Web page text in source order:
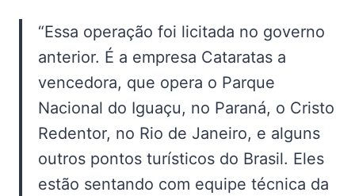
“Essa operação foi licitada no governo
anterior. É a empresa Cataratas a
vencedora, que opera o Parque
Nacional do Iguaçu, no Paraná, o Cristo
Redentor, no Rio de Janeiro, e alguns
outros pontos turísticos do Brasil. Eles
estão sentando com equipe técnica da